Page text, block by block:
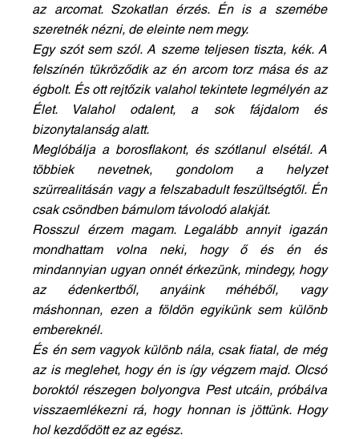
az arcomat. Szokatlan érzés. Én is a szemébe
szeretnék nézni, de eleinte nem megy.
Egy szót sem szól. A szeme teljesen tiszta, kék. A
felszínén tükröződik az én arcom torz mása és az
égbolt. És ott rejtőzik valahol tekintete legmélyén az
Élet. Valahol odalent, a sok fájdalom és
bizonytalanság alatt.
Meglóbálja a borosflakont, és szótlanul elsétál. A
többiek nevetnek, gondolom a helyzet
szürrealitásán vagy a felszabadult feszültségtől. Én
csak csöndben bámulom távolodó alakját.
Rosszul érzem magam. Legalább annyit igazán
mondhattam volna neki, hogy ő és én és
mindannyian ugyan onnét érkezünk, mindegy, hogy
az édenkertből, anyáink méhéből, vagy
máshonnan, ezen a földön egyikünk sem különb
embereknél.
És én sem vagyok különb nála, csak fiatal, de még
az is meglehet, hogy én is így végzem majd. Olcsó
boroktól részegen bolyongva Pest utcáin, próbálva
visszaemlékezni rá, hogy honnan is jöttünk. Hogy
hol kezdődött ez az egész.